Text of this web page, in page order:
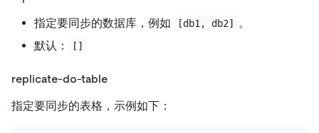
指定要同步的数据库，例如
[db1, db2]
。
默认：
[]
replicate-do-table
指定要同步的表格，示例如下：